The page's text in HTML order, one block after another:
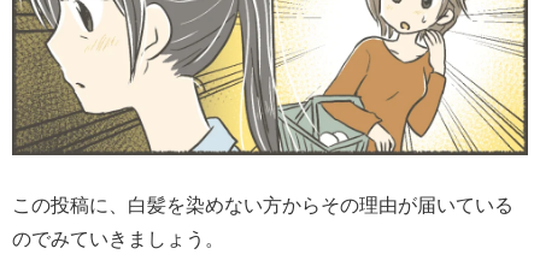
この投稿に、白髪を染めない方からその理由が届いている
のでみていきましょう。